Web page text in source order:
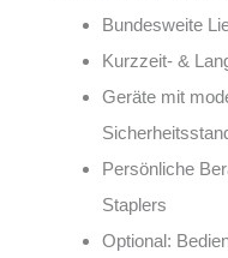
Bundesweite
Kurzzeit- &
Geräte mit
Persönliche
Staplers
Optional: